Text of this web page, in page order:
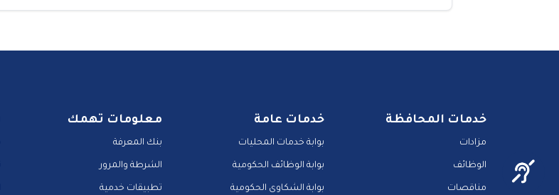
خدمات المحافظة
مزادات
الوظائف
مناقصات
خدمات عامة
بوابة خدمات المحليات
بوابة الوظائف الحكومية
بوابة الشكاوى الحكومية
معلومات تهمك
بنك المعرفة
الشرطة والمرور
تطبيقات خدمية